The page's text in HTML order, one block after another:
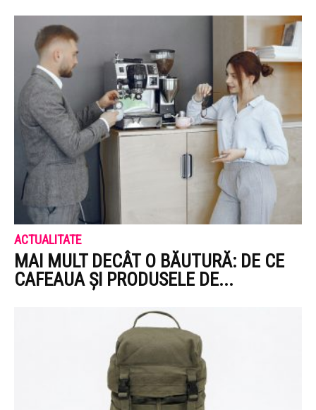
ACTUALITATE
MAI MULT DECÂT O BĂUTURĂ: DE CE
CAFEAUA ȘI PRODUSELE DE...